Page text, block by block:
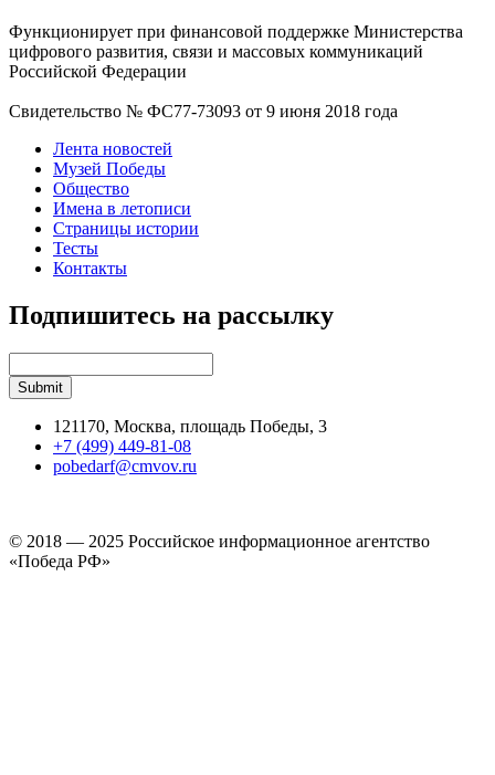
Функционирует при финансовой поддержке Министерства
цифрового развития, связи и массовых коммуникаций
Российской Федерации
Свидетельство № ФС77-73093 от 9 июня 2018 года
Лента новостей
Музей Победы
Общество
Имена в летописи
Страницы истории
Тесты
Контакты
Подпишитесь на рассылку
121170, Москва, площадь Победы, 3
+7 (499) 449-81-08
pobedarf@cmvov.ru
© 2018 — 2025 Российское информационное агентство
«Победа РФ»